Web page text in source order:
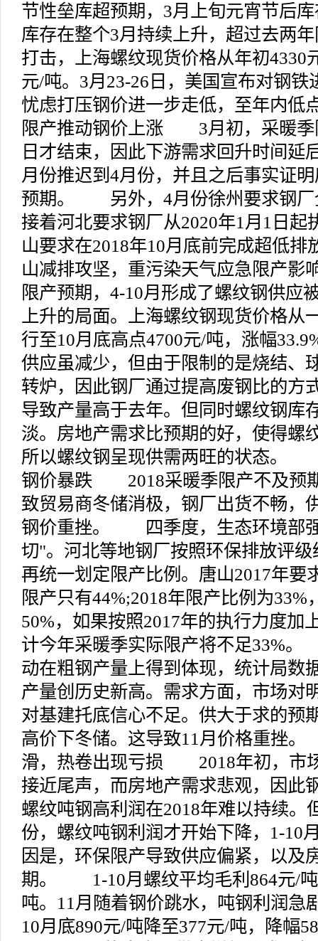
节性垒库超预期，3月上旬元宵节后
库存在整个3月持续上升，超过去两
打击，上海螺纹现货价格从年初4330
元/吨。3月23-26日，美国宣布对钢铁
忧虑打压钢价进一步走低，至年内
限产推动钢价上涨 3月初，采暖季
日才结束，因此下游需求回升时间延
月份推迟到4月份，并且之后事实证
预期。 另外，4月份徐州要求钢厂
接着河北要求钢厂从2020年1月1日起
山要求在2018年10月底前完成超低排
山减排攻坚，重污染天气应急限产影
限产预期，4-10月形成了螺纹钢供应
上升的局面。上海螺纹钢现货价格从
行至10月底高点4700元/吨，涨幅
供应虽减少，但由于限制的是烧结、
转炉，因此钢厂通过提高废钢比的方
导致产量高于去年。但同时螺纹钢库
淡。房地产需求比预期的好，使得螺
所以螺纹钢呈现供需两旺的状态。
钢价暴跌 2018采暖季限产不及预
致贸易商冬储消极，钢厂出货不畅，
钢价重挫。 四季度，生态环境部
切"。河北等地钢厂按照环保排放评
再统一划定限产比例。唐山2017年要
限产只有44%;2018年限产比例为33%
50%，如果按照2017年的执行力度加
计今年采暖季实际限产将不足33%
动在粗钢产量上得到体现，统计局数
产量创历史新高。需求方面，市场对
对基建托底信心不足。供大于求的预
高价下冬储。这导致11月价格重挫
滑，热卷出现亏损 2018年初，市
接近尾声，而房地产需求悲观，因此
螺纹吨钢高利润在2018年难以持续。
份，螺纹吨钢利润才开始下降，1-10
因是，环保限产导致供应偏紧，以及
期。 1-10月螺纹平均毛利864元/吨
吨。11月随着钢价跳水，吨钢利润急
10月底890元/吨降至377元/吨，降幅